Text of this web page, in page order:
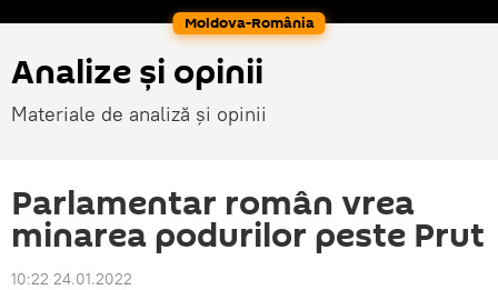
Moldova-România
Analize și opinii
Materiale de analiză și opinii
Parlamentar român vrea
minarea podurilor peste Prut
10:22 24.01.2022